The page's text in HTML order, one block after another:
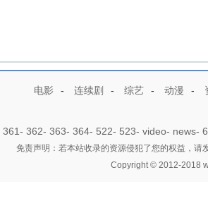
电影 - 连续剧 - 综艺 - 动漫 -
361- 362- 363- 364- 522- 523- video- news-
免责声明：若本站收录的资源侵犯了您的权益，
Copyright © 2012-2018